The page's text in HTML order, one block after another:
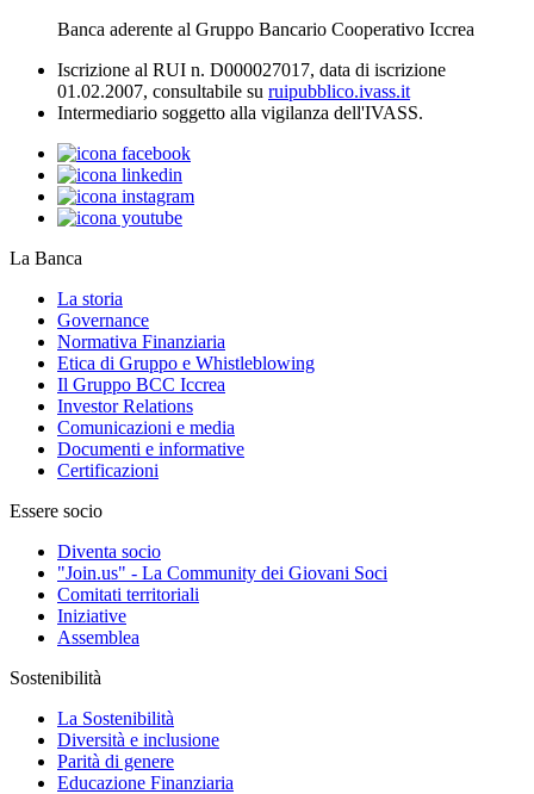
Banca aderente al Gruppo Bancario Cooperativo Iccrea
Iscrizione al RUI n. D000027017, data di iscrizione
01.02.2007, consultabile su ruipubblico.ivass.it
Intermediario soggetto alla vigilanza dell'IVASS.
La Banca
La storia
Governance
Normativa Finanziaria
Etica di Gruppo e Whistleblowing
Il Gruppo BCC Iccrea
Investor Relations
Comunicazioni e media
Documenti e informative
Certificazioni
Essere socio
Diventa socio
"Join.us" - La Community dei Giovani Soci
Comitati territoriali
Iniziative
Assemblea
Sostenibilità
La Sostenibilità
Diversità e inclusione
Parità di genere
Educazione Finanziaria